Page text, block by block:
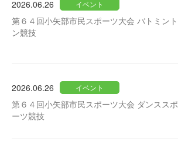
2026.06.26 イベント
第６４回小矢部市民スポーツ大会 バトミント
ン競技
2026.06.26 イベント
第６４回小矢部市民スポーツ大会 ダンススポ
ーツ競技